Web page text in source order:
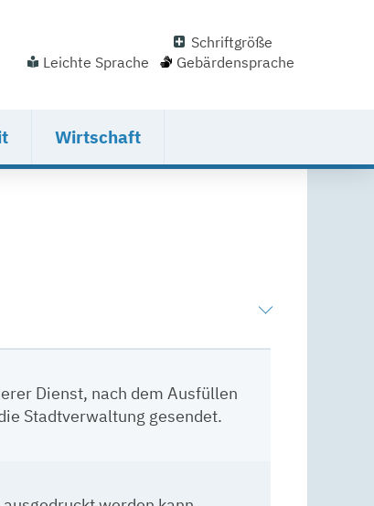
Schriftgröße
Leichte Sprache
Gebärdensprache
Wirtschaft
Dienst, nach dem Ausfüllen
Stadtverwaltung gesendet.